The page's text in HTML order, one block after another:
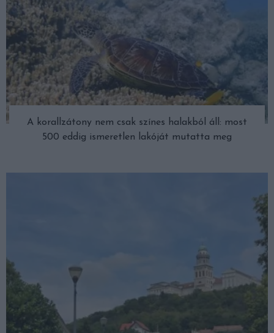
A korallzátony nem csak színes halakból áll: most
500 eddig ismeretlen lakóját mutatta meg